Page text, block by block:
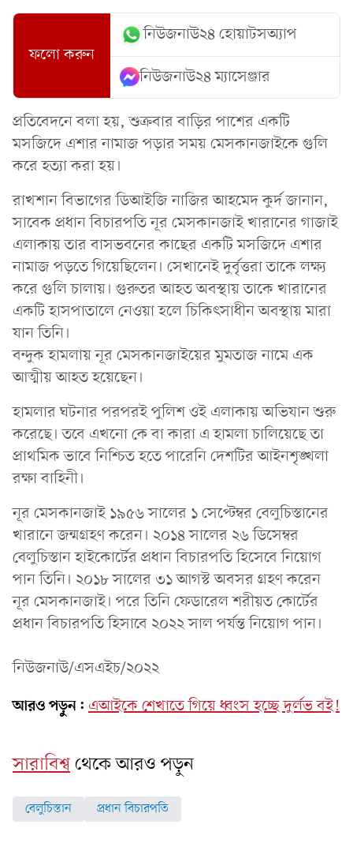
ফলো করুন
নিউজনাউ২৪ হোয়াটসঅ্যাপ
নিউজনাউ২৪ ম্যাসেঞ্জার
প্রতিবেদনে বলা হয়, শুক্রবার বাড়ির পাশের একটি
মসজিদে এশার নামাজ পড়ার সময় মেসকানজাইকে গুলি
করে হত্যা করা হয়।
রাখশান বিভাগের ডিআইজি নাজির আহমেদ কুর্দ জানান,
সাবেক প্রধান বিচারপতি নূর মেসকানজাই খারানের গাজাই
এলাকায় তার বাসভবনের কাছের একটি মসজিদে এশার
নামাজ পড়তে গিয়েছিলেন। সেখানেই দুর্বৃত্তরা তাকে লক্ষ্য
করে গুলি চালায়। গুরুতর আহত অবস্থায় তাকে খারানের
একটি হাসপাতালে নেওয়া হলে চিকিৎসাধীন অবস্থায় মারা
যান তিনি।
বন্দুক হামলায় নূর মেসকানজাইয়ের মুমতাজ নামে এক
আত্মীয় আহত হয়েছেন।
হামলার ঘটনার পরপরই পুলিশ ওই এলাকায় অভিযান শুরু
করেছে। তবে এখনো কে বা কারা এ হামলা চালিয়েছে তা
প্রাথমিক ভাবে নিশ্চিত হতে পারেনি দেশটির আইনশৃঙ্খলা
রক্ষা বাহিনী।
নূর মেসকানজাই ১৯৫৬ সালের ১ সেপ্টেম্বর বেলুচিস্তানের
খারানে জন্মগ্রহণ করেন। ২০১৪ সালের ২৬ ডিসেম্বর
বেলুচিস্তান হাইকোর্টের প্রধান বিচারপতি হিসেবে নিয়োগ
পান তিনি। ২০১৮ সালের ৩১ আগস্ট অবসর গ্রহণ করেন
নূর মেসকানজাই। পরে তিনি ফেডারেল শরীয়ত কোর্টের
প্রধান বিচারপতি হিসাবে ২০২২ সাল পর্যন্ত নিয়োগ পান।
নিউজনাউ/এসএইচ/২০২২
আরও পড়ুন: এআইকে শেখাতে গিয়ে ধ্বংস হচ্ছে দুর্লভ বই!
সারাবিশ্বথেকে আরও পড়ুন
বেলুচিস্তান প্রধান বিচারপতি